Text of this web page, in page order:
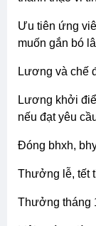
trụ sở: số 7, ngõ 93 vương thừa vũ, q. thanh xuân, hà
nội